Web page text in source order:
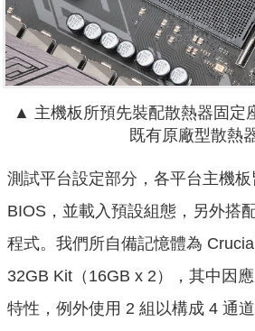
▲ 主機板所預先裝配散熱器固定
既有原廠型散熱器
測試平台設定部分，各平台主機
BIOS，並載入預設組態，另外搭
程式。我們所自備記憶體為
32GB Kit（16GB x 2），其中因
特性，例外使用 2 組以構成 4 通